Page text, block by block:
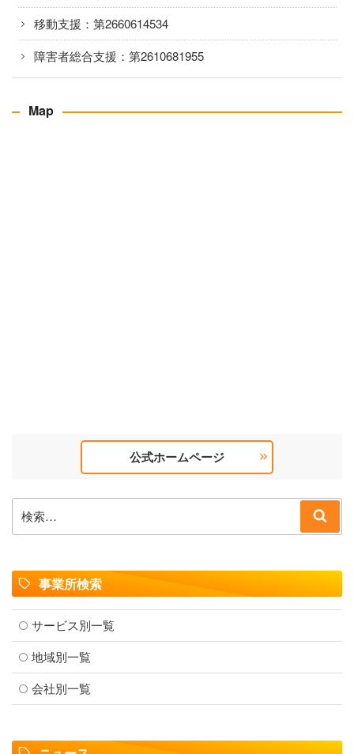
移動支援：第2660614534
障害者総合支援：第2610681955
Map
公式ホームページ
索:
索
事業所検索
サービス別一覧
地域別一覧
会社別一覧